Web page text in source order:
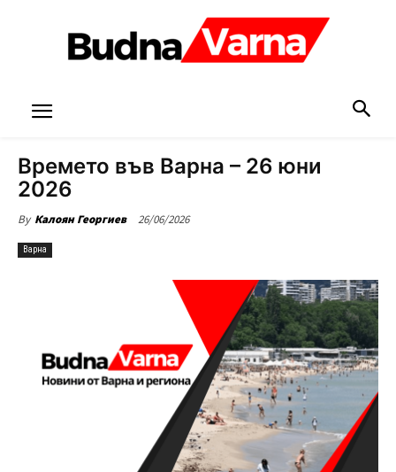
Времето във Варна – 26 юни
2026
By Калоян Георгиев 26/06/2026
Варна